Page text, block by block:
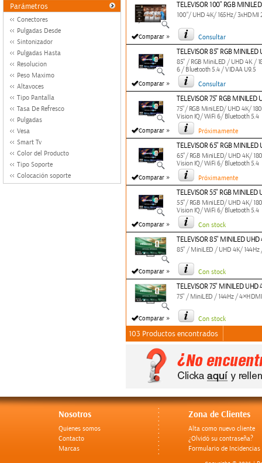
Parámetros
Conectores
Pulgadas Desde
Sintonizador
Pulgadas Hasta
Resolucion
Peso Maximo
Altavoces
Tipo Pantalla
Tasa De Refresco
Pulgadas
Vesa
Smart Tv
Color del Producto
Tipo Soporte
Colocación soporte
Comparar »
TELEVISOR 100" RGB
100"/ UHD 4K/ 165Hz/ 3xHDMI
Consultar
Comparar »
TELEVISOR 85" RGB
85" / RGB MiniLED / UHD 4K /
6 / Bluetooth 5.4 / VIDAA U9.5
Consultar
Comparar »
TELEVISOR 75" RGB MINILED
75"/ RGB MiniLED/ UHD 4K/
Vision IQ/ WiFi 6/ Bluetooth 5.4
Próximamente
Comparar »
TELEVISOR 65" RGB
65"/ RGB MiniLED/ UHD 4K/
Vision IQ/ WiFi 6/ Bluetooth 5.4
Próximamente
Comparar »
TELEVISOR 55" RGB MINILED
55"/ RGB MiniLED/ UHD 4K/
Vision IQ/ WiFi 6/ Bluetooth 5.4
Con stock
Comparar »
TELEVISOR 85" MINILED UHD
85" / MiniLED / UHD 4K/
Con stock
Comparar »
TELEVISOR 75" MINILED UHD
75" / MiniLED / 144Hz /
Con stock
103 Productos encontrados
Nosotros
Quienes somos
Contacto
Marcas
Zona de Clientes
Alta como nuevo cliente
¿Olvidó su contraseña?
Formulario de Incidencias